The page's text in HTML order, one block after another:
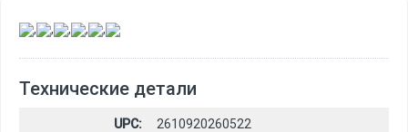
, , , , ,
Технические детали
UPC: 2610920260522